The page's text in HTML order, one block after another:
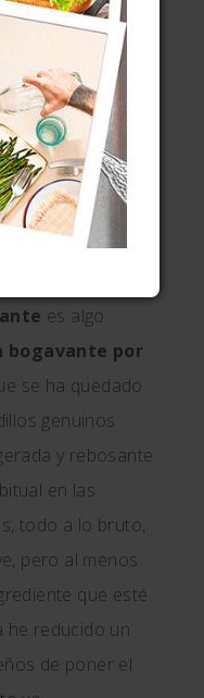
mis propios
nuevas
para
lisosque puedes
puedes
para perrito
una rodajita de los
es algo
bogavante por
se ha quedado
genuinos
y rebosante
en las
todo a lo bruto,
pero al menos
que esté
he reducido un
de poner el